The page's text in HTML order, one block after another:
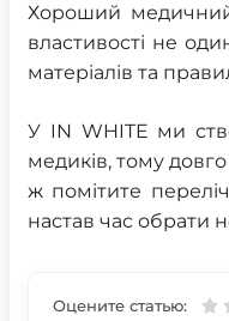
Хороший медичний
властивості не
матеріалів та
У IN WHITE ми
медиків, тому
ж помітите
настав час обрати
Оцените статью: